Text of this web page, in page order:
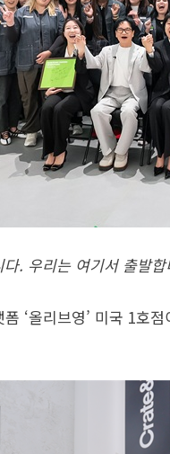
. 우리는 여기서 출발
‘올리브영’ 미국 1호